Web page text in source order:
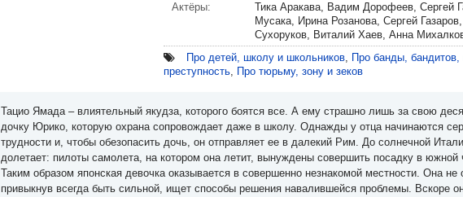
Актёры:
Тика Аракава, Вадим Дорофеев, Сергей
Мусака, Ирина Розанова, Сергей
Сухоруков, Виталий Хаев, Анна
Про детей, школу и школьников, Про банды,
преступность, Про тюрьму, зону и зеков
Тацио Ямада – влиятельный якудза, которого боятся все. А ему страшно лишь за свою
дочку Юрико, которую охрана сопровождает даже в школу. Однажды у отца начинаются
трудности и, чтобы обезопасить дочь, он отправляет ее в далекий Рим. До солнечной
долетает: пилоты самолета, на котором она летит, вынуждены совершить посадку в южной
Таким образом японская девочка оказывается в совершенно незнакомой местности. Она не
привыкнув всегда быть сильной, ищет способы решения навалившейся проблемы. Вскоре